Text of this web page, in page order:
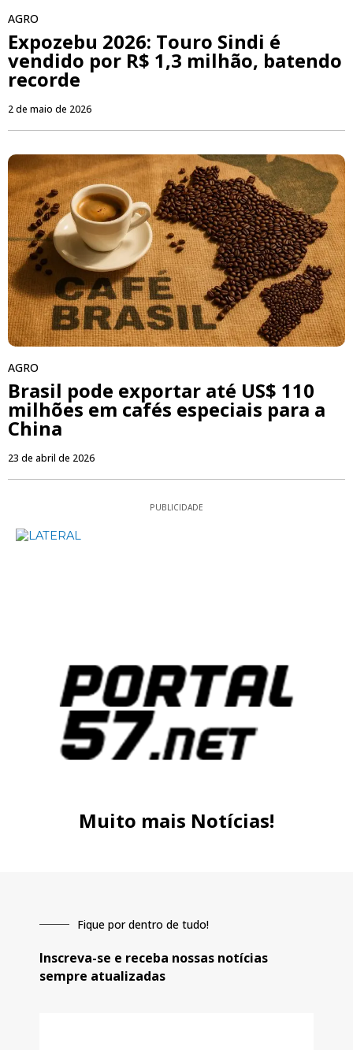
AGRO
Expozebu 2026: Touro Sindi é
vendido por R$ 1,3 milhão, batendo
recorde
2 de maio de 2026
AGRO
Brasil pode exportar até US$ 110
milhões em cafés especiais para a
China
23 de abril de 2026
PUBLICIDADE
Muito mais Notícias!
Fique por dentro de tudo!
Inscreva-se e receba nossas notícias
sempre atualizadas